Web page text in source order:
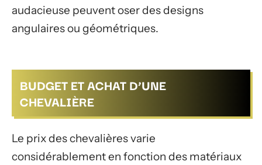
audacieuse peuvent oser des designs
angulaires ou géométriques.
BUDGET ET ACHAT D’UNE
CHEVALIÈRE
Le prix des chevalières varie
considérablement en fonction des matériaux